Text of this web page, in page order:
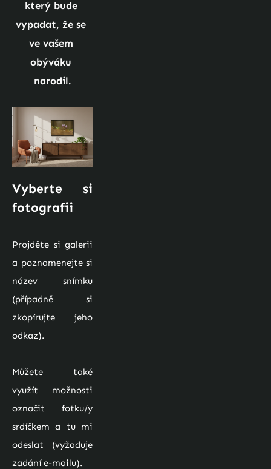
který bude
vypadat, že se
ve vašem
obýváku
narodil.
Vyberte si
fotografii
Projděte si galerii
a poznamenejte si
název snímku
(případně si
zkopírujte jeho
odkaz).
Můžete také
využít možnosti
označit fotku/y
srdíčkem a tu mi
odeslat (vyžaduje
zadání e-mailu).